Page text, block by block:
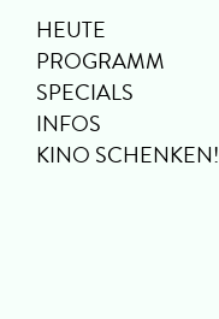
HEUTE
PROGRAMM
SPECIALS
INFOS
KINO SCHENKEN!